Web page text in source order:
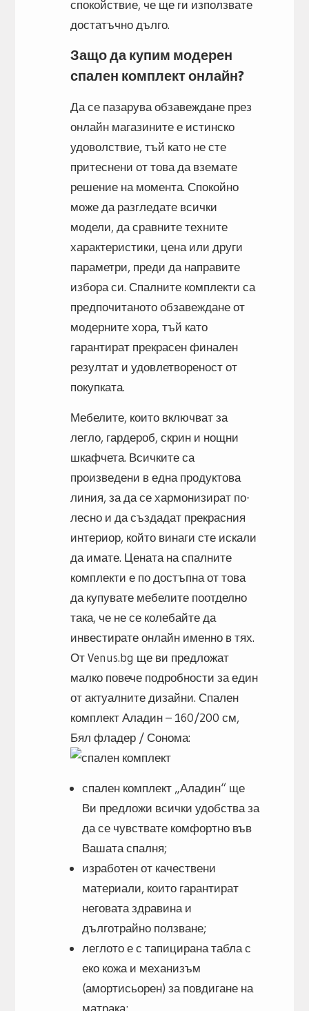
спокойствие, че ще ги използвате
достатъчно дълго.
Защо да купим модерен
спален комплект онлайн?
Да се пазарува обзавеждане през
онлайн магазините е истинско
удоволствие, тъй като не сте
притеснени от това да вземате
решение на момента. Спокойно
може да разгледате всички
модели, да сравните техните
характеристики, цена или други
параметри, преди да направите
избора си. Спалните комплекти са
предпочитаното обзавеждане от
модерните хора, тъй като
гарантират прекрасен финален
резултат и удовлетвореност от
покупката.
Мебелите, които включват за
легло, гардероб, скрин и нощни
шкафчета. Всичките са
произведени в една продуктова
линия, за да се хармонизират по-
лесно и да създадат прекрасния
интериор, който винаги сте искали
да имате. Цената на спалните
комплекти е по достъпна от това
да купувате мебелите поотделно
така, че не се колебайте да
инвестирате онлайн именно в тях.
От Venus.bg ще ви предложат
малко повече подробности за един
от актуалните дизайни. Спален
комплект Аладин – 160/200 см,
Бял фладер / Сонома:
спален комплект „Аладин“ ще
Ви предложи всички удобства за
да се чувствате комфортно във
Вашата спалня;
изработен от качествени
материали, които гарантират
неговата здравина и
дълготрайно ползване;
леглото е с тапицирана табла с
еко кожа и механизъм
(амортисьорен) за повдигане на
матрака;